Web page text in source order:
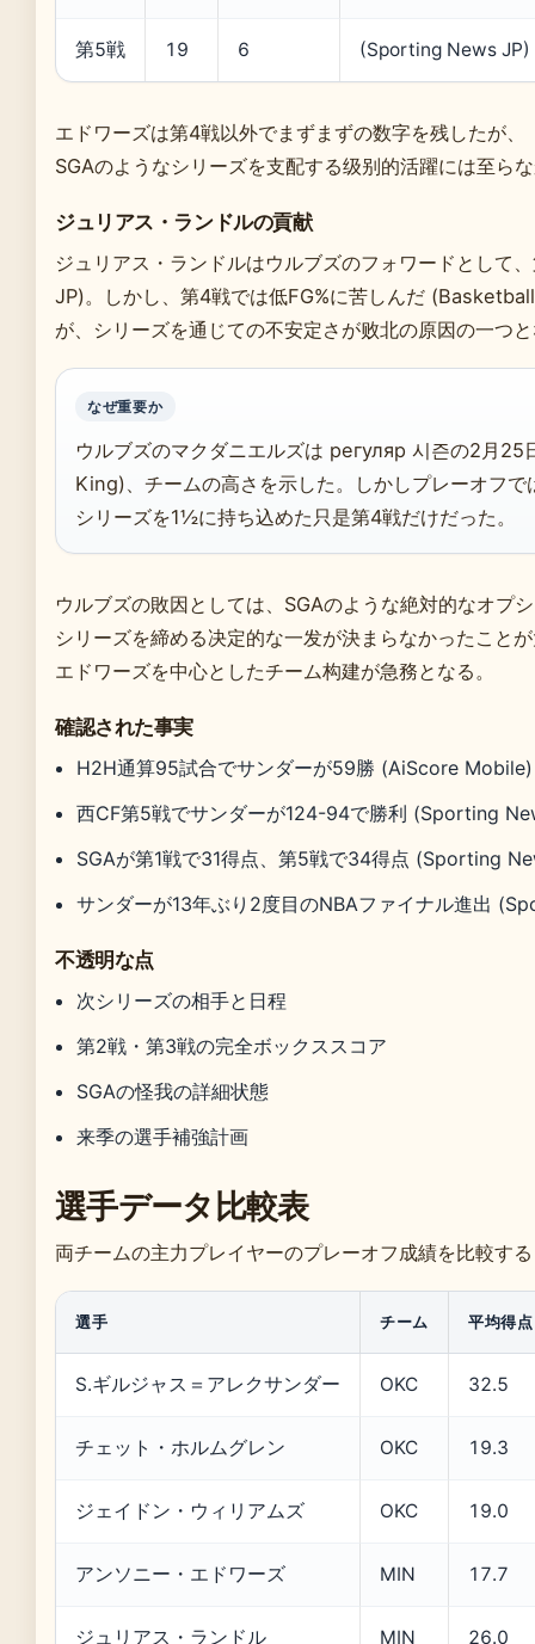
第5戦 19 6 (Sporting News JP)
エドワーズは第4戦以外でまずまずの数字を残したが、
SGAのようなシリーズを支配する级别的活躍には至ら
ジュリアス・ランドルの貢献
ジュリアス・ランドルはウルブズのフォワードとし
JP)。しかし、第4戦では低FG%に苦しんだ
が、シリーズを通じての不安定さが败北の原因の一つ
なぜ重要か
ウルブズのマクダニエルズは регуляр 시즌の2月
King)、チームの高さを示した。しかしプレーオフ
シリーズを1½に持ち込めた只是第4戦だけだった。
ウルブズの敗因としては、SGAのような絶対的なオ
シリーズを締める决定的な一发が決まらなかったこと
エドワーズを中心としたチーム构建が急務となる。
確認された事実
H2H通算95試合でサンダーが59勝 (AiScore Mobile)
西CF第5戦でサンダーが124-94で勝利 (Sporting
SGAが第1戦で31得点、第5戦で34得点 (Sporting
サンダーが13年ぶり2度目のNBAファイナル進出
不透明な点
次シリーズの相手と日程
第2戦・第3戦の完全ボックススコア
SGAの怪我の詳細状態
来季の選手補強計画
選手データ比較表
両チームの主力プレイヤーのプレーオフ成績を比較す
選手 チーム 平均得点
S.ギルジャス＝アレクサンダー OKC 32.5
チェット・ホルムグレン OKC 19.3
ジェイドン・ウィリアムズ OKC 19.0
アンソニー・エドワーズ MIN 17.7
ジュリアス・ランドル MIN 26.0